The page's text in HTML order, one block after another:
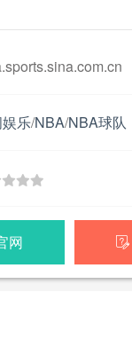
乐/NBA/NBA球队
网 